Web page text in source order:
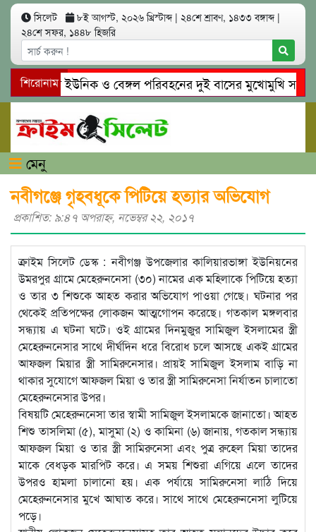
সিলেট ৮ই আগস্ট, ২০২৬ খ্রিস্টাব্দ | ২৪শে শ্রাবণ, ১৪৩৩ বঙ্গাব্দ |
২৪শে সফর, ১৪৪৮ হিজরি
শিরোনাম
সিলেটে ইউনিক ও বেঙ্গল পরিবহনের দুই বাসের মুখোমুখি
গোয়াইনঘাটে প্রেমের ফাঁদে তরুণী পাচার: মাদকাসক্ত রিমালকে
মেনু
নবীগঞ্জে গৃহবধূকে পিটিয়ে হত্যার অভিযোগ
প্রকাশিত: ৯:৪৭ অপরাহ্ণ, নভেম্বর ২২, ২০১৭
ক্রাইম সিলেট ডেস্ক : নবীগঞ্জ উপজেলার কালিয়ারভাঙ্গা ইউনিয়নের
উমরপুর গ্রামে মেহেরুননেসা (৩০) নামের এক মহিলাকে পিটিয়ে হত্যা
ও তার ৩ শিশুকে আহত করার অভিযোগ পাওয়া গেছে। ঘটনার পর
থেকেই প্রতিপক্ষের লোকজন আত্মগোপন করেছে। গতকাল মঙ্গলবার
সন্ধ্যায় এ ঘটনা ঘটে। ওই গ্রামের দিনমুজুর সামিজুল ইসলামের স্ত্রী
মেহেরুননেসার সাথে দীর্ঘদিন ধরে বিরোধ চলে আসছে একই গ্রামের
আফজল মিয়ার স্ত্রী সামিরুনেসার। প্রায়ই সামিজুল ইসলাম বাড়ি না
থাকার সুযোগে আফজল মিয়া ও তার স্ত্রী সামিরুনেসা নির্যাতন চালাতো
মেহেরুননেসার উপর।
বিষয়টি মেহেরুননেসা তার স্বামী সামিজুল ইসলামকে জানাতো। আহত
শিশু তাসলিমা (৫), মাসুমা (২) ও কামিনা (৬) জানায়, গতকাল সন্ধ্যায়
আফজল মিয়া ও তার স্ত্রী সামিরুনেসা এবং পুত্র রুহেল মিয়া তাদের
মাকে বেধড়ক মারপিট করে। এ সময় শিশুরা এগিয়ে এলে তাদের
উপরও হামলা চালানো হয়। এক পর্যায়ে সামিরুনেসা লাঠি দিয়ে
মেহেরুননেসার মুখে আঘাত করে। সাথে সাথে মেহেরুননেসা লুটিয়ে
পড়ে।